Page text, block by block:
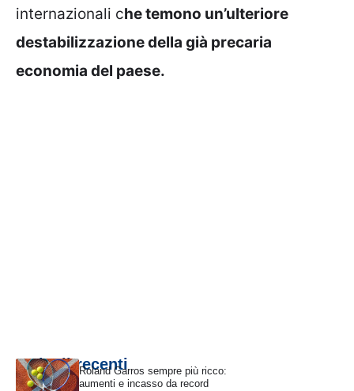
internazionali che temono un’ulteriore
destabilizzazione della già precaria
economia del paese.
Articoli recentiRoland Garros sempre più ricco:
aumenti e incasso da record